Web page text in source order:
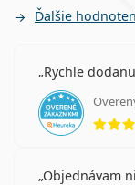
Ďalšie
Rychle
Objednávam